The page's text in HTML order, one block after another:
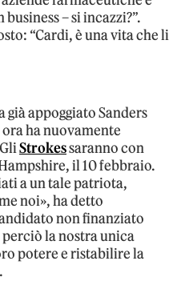
– si incazzi?”.
“Cardi, è una vita che li
già appoggiato Sanders
ha nuovamente
Strokessaranno con
il 10 febbraio.
a un tale patriota,
noi», ha detto
non finanziato
la nostra unica
potere e ristabilire la